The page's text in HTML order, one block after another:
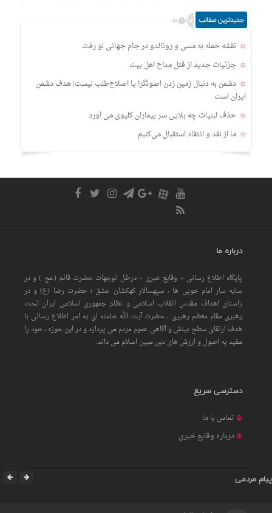
جدیدترین مطالب
نقشه حمله به مسی و رونالدو در جام جهانی لو رفت
جزئیات جدید از قتل مداح اهل‌ بیت
دشمن به دنبال زمین زدن اصولگرا یا اصلاح‌طلب نیست؛ هدف دشمن
ایران است
حذف لبنیات چه بلایی سر بیماران کلیوی می آورد
ما از نقد و انتقاد استقبال می‌کنیم
درباره ما
پایگاه اطلاع رسانی « وقایع خبری » درظل توجهات حضرت قائم (عج ) و در
سایه سار امام خوبی ها ، سپهسالار کهکشان عشق ؛ حضرت رضا (ع) و در
راستای اهداف مقدس انقلاب اسلامی و نظام جمهوری اسلامی ایران تحت
رهبری مقام معظم رهبری ، حضرت آیت الله خامنه ای به امر اطلاع رسانی با
هدف ارتقای سطح بینش و آگاهی عموم مردم می پردازد و در این حوزه ، خود را
مقید به اصول و ارزش های دین مبین اسلام می داند.
دسترسی سریع
تماس با ما
درباره وقایع خبری
پیام مردمی